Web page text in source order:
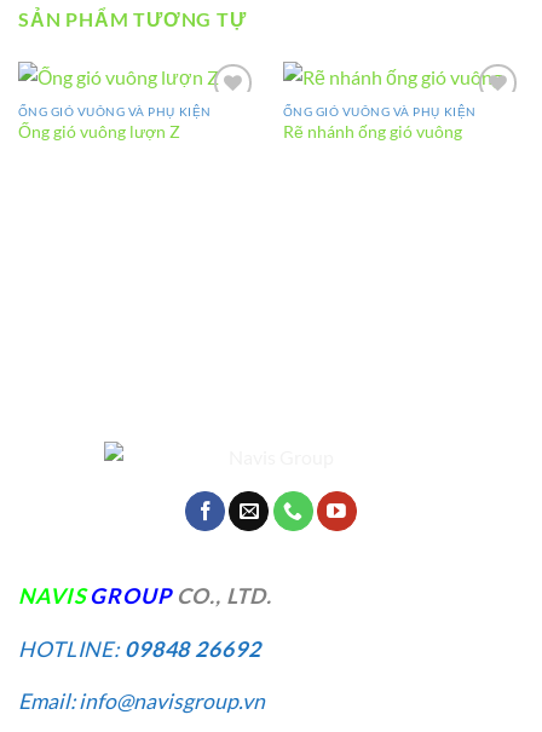
SẢN PHẨM TƯƠNG TỰ
Add to
ỐNG GIÓ VUÔNG VÀ PHỤ KIỆN
Ống gió vuông lượn Z
Add to
ỐNG GIÓ VUÔNG VÀ PHỤ KIỆN
Rẽ nhánh ống gió vuông
NAVIS GROUP CO., LTD.
HOTLINE:09848 26692
Email: info@navisgroup.vn